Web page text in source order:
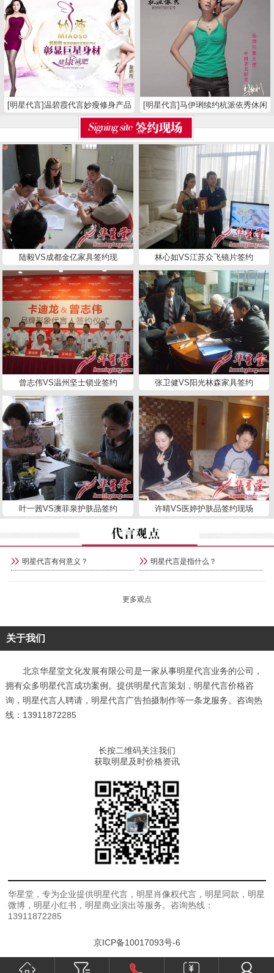
[明星代言]温碧霞代言妙瘦修身产品
[明星代言]马伊琍续约杭派依秀休闲
陆毅VS成都金亿家具签约现 林心如VS江苏众飞镜片签约
曾志伟VS温州坚士锁业签约 张卫健VS阳光林森家具签约
叶一茜VS澳菲泉护肤品签约 许晴VS医婷护肤品签约现场
明星代言有何意义？ 明星代言是指什么？
更多观点
关于我们
北京华星堂文化发展有限公司是一家从事明星代言业务的公司，
拥有众多明星代言成功案例。提供明星代言策划，明星代言价格咨
询，明星代言人聘请，明星代言广告拍摄制作等一条龙服务。咨询热
线：13911872285
长按二维码关注我们
获取明星及时价格资讯
华星堂，专为企业提供明星代言，明星肖像权代言，明星同款，明星
微博，明星小红书，明星商业演出等服务。咨询热线：
13911872285
京ICP备10017093号-6